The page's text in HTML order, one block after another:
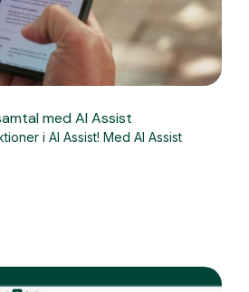
med AI Assist
i AI Assist! Med AI Assist